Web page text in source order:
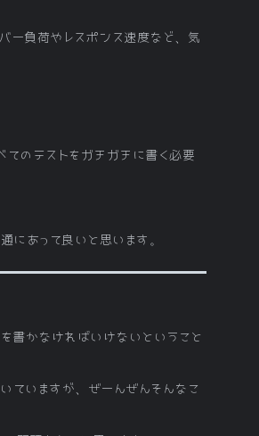
ー負荷やレスポンス速度など、気
てのテストをガチガチに書く必要
にあって良いと思います。
書かなければいけないということ
ていますが、ぜーんぜんそんなこ